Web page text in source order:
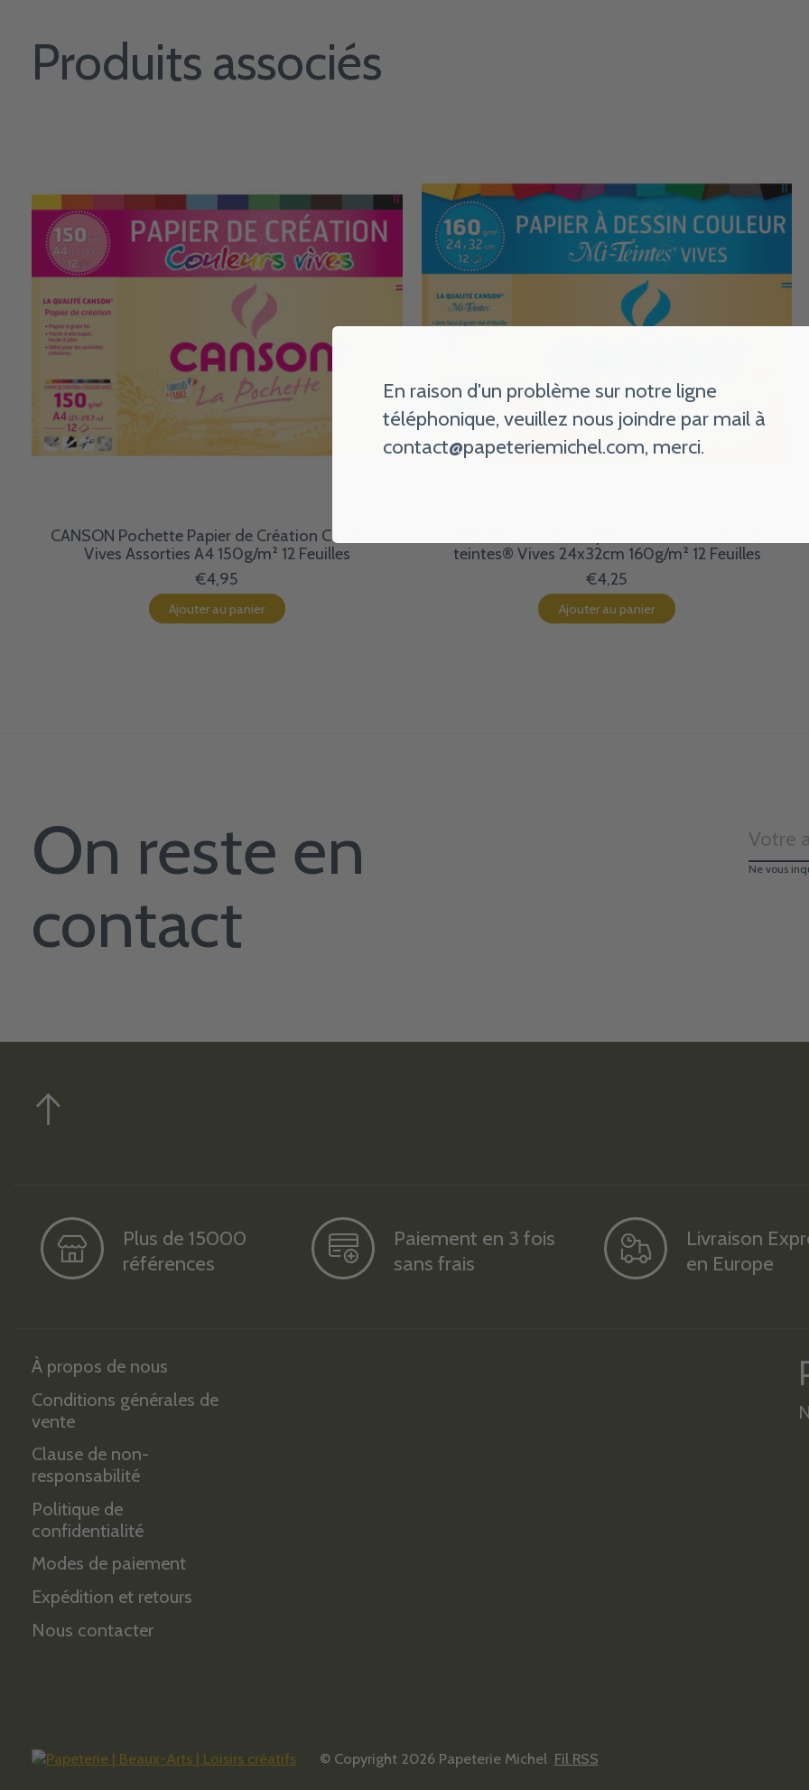
Produits associés
CANSON Pochette Papier de Création Couleurs
Vives Assorties A4 150g/m² 12 Feuilles
€4,95
Ajouter au panier
teintes® Vives 24x32cm 160g/m² 12 Feuilles
€4,25
Ajouter au panier
On reste en
contact
Ne vous
Plus de 15000
références
Paiement en 3 fois
sans frais
Livraison
en Europe
À propos de nous
Conditions générales de
vente
Clause de non-
responsabilité
Politique de
confidentialité
Modes de paiement
Expédition et retours
Nous contacter
© Copyright 2026 Papeterie Michel Fil RSS
En raison d'un problème sur notre ligne
téléphonique, veuillez nous joindre par mail à
contact@papeteriemichel.com, merci.